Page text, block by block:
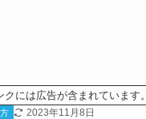
には広告が含まれています。
2023年11月8日